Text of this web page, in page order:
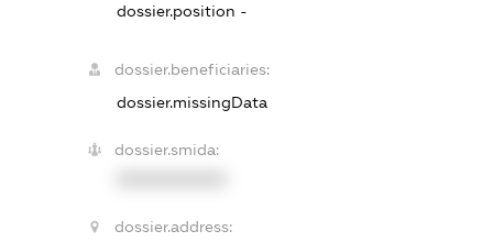
dossier.position -
dossier.beneficiaries:
dossier.missingData
dossier.smida:
dossier.address: